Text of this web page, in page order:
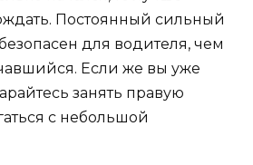
Постоянный сильный
для водителя, чем
Если же вы уже
занять правую
с небольшой